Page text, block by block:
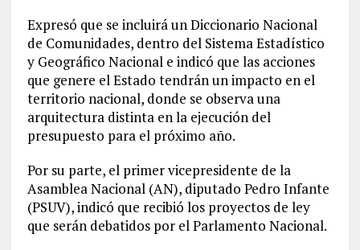
Expresó que se incluirá un Diccionario Nacional
de Comunidades, dentro del Sistema Estadístico
y Geográfico Nacional e indicó que las acciones
que genere el Estado tendrán un impacto en el
territorio nacional, donde se observa una
arquitectura distinta en la ejecución del
presupuesto para el próximo año.
Por su parte, el primer vicepresidente de la
Asamblea Nacional (AN), diputado Pedro Infante
(PSUV), indicó que recibió los proyectos de ley
que serán debatidos por el Parlamento Nacional.